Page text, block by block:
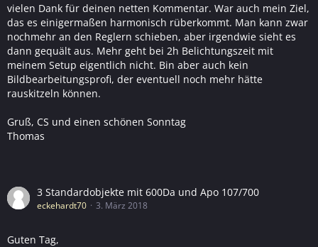
vielen Dank für deinen netten Kommentar. War auch mein Ziel,
das es einigermaßen harmonisch rüberkommt. Man kann zwar
nochmehr an den Reglern schieben, aber irgendwie sieht es
dann gequält aus. Mehr geht bei 2h Belichtungszeit mit
meinem Setup eigentlich nicht. Bin aber auch kein
Bildbearbeitungsprofi, der eventuell noch mehr hätte
rauskitzeln können.
Gruß, CS und einen schönen Sonntag
Thomas
3 Standardobjekte mit 600Da und Apo 107/700
eckehardt70 3. März 2018
Guten Tag,